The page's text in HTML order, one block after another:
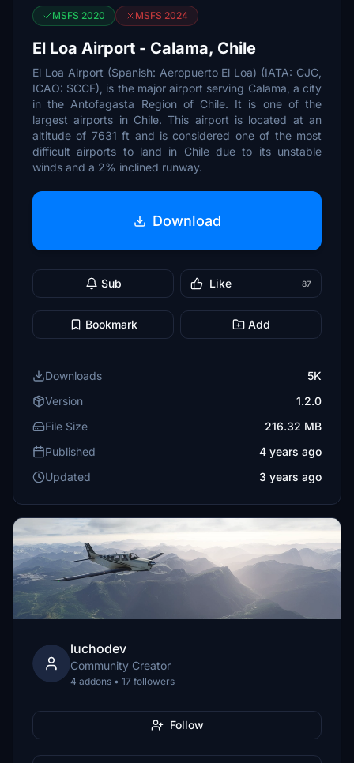
MSFS 2020 MSFS 2024
El Loa Airport - Calama, Chile
El Loa Airport (Spanish: Aeropuerto El Loa) (IATA: CJC,
ICAO: SCCF), is the major airport serving Calama, a city
in the Antofagasta Region of Chile. It is one of the
largest airports in Chile. This airport is located at an
altitude of 7631 ft and is considered one of the most
difficult airports to land in Chile due to its unstable
winds and a 2% inclined runway.
Download
Sub Like 87
Bookmark Add
Downloads
5K
Version
1.2.0
File Size
216.32 MB
Published
4 years ago
Updated
3 years ago
luchodev
Community Creator
4 addons • 17 followers
Follow